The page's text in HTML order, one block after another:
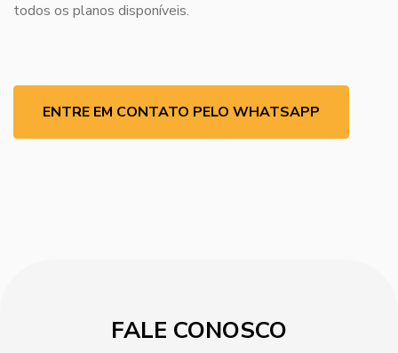
todos os planos disponíveis.
ENTRE EM CONTATO PELO WHATSAPP
FALE CONOSCO